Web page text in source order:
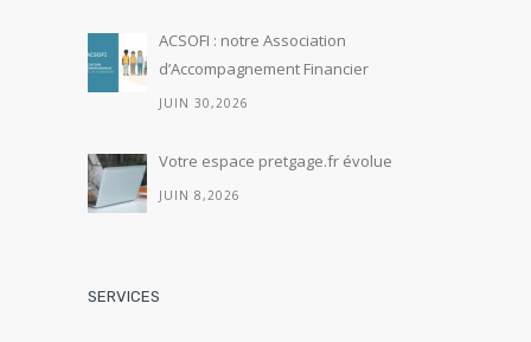
ACSOFI : notre Association
d’Accompagnement Financier
JUIN 30,2026
Votre espace pretgage.fr évolue
JUIN 8,2026
SERVICES